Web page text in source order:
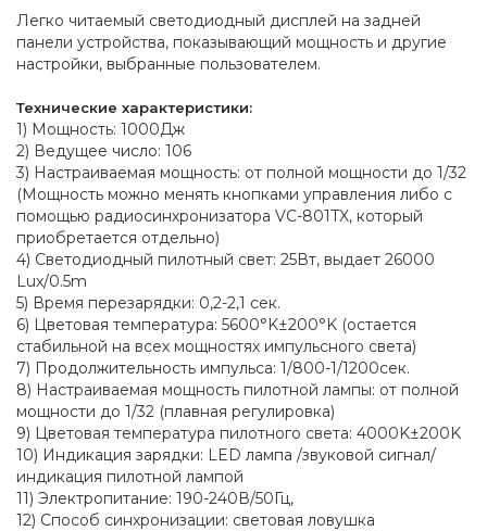
Легко читаемый светодиодный дисплей на задней
панели устройства, показывающий мощность и другие
настройки, выбранные пользователем.
Технические характеристики:
1) Мощность: 1000Дж
2) Ведущее число: 106
3) Настраиваемая мощность: от полной мощности до 1/32
(Мощность можно менять кнопками управления либо с
помощью радиосинхронизатора VC-801TX, который
приобретается отдельно)
4) Светодиодный пилотный свет: 25Вт, выдает 26000
Lux/0.5m
5) Время перезарядки: 0,2-2,1 сек.
6) Цветовая температура: 5600°K±200°K (остается
стабильной на всех мощностях импульсного света)
7) Продолжительность импульса: 1/800-1/1200сек.
8) Настраиваемая мощность пилотной лампы: от полной
мощности до 1/32 (плавная регулировка)
9) Цветовая температура пилотного света: 4000K±200K
10) Индикация зарядки: LED лампа /звуковой сигнал/
индикация пилотной лампой
11) Электропитание: 190-240В/50Гц,
12) Способ синхронизации: световая ловушка